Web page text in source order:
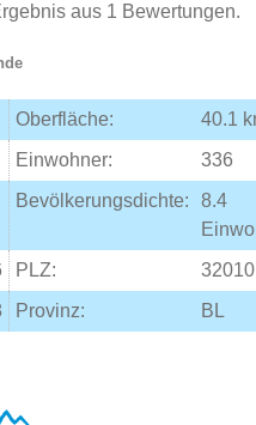
aus 1 Bewertungen.
Oberfläche:
40.1
Einwohner:
336
Bevölkerungsdichte:
8.4
PLZ:
32010
Provinz: BL